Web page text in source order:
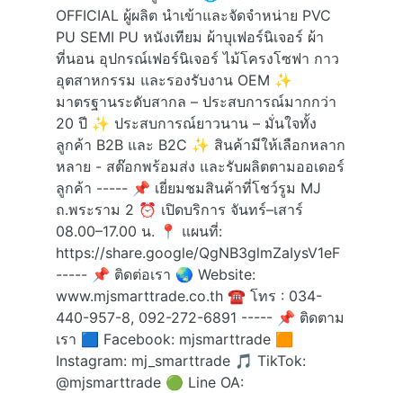
OFFICIAL ผู้ผลิต นำเข้าและจัดจำหน่าย PVC
PU SEMI PU หนังเทียม ผ้าบุเฟอร์นิเจอร์ ผ้า
ที่นอน อุปกรณ์เฟอร์นิเจอร์ ไม้โครงโซฟา กาว
อุตสาหกรรม และรองรับงาน OEM ✨
มาตรฐานระดับสากล – ประสบการณ์มากกว่า
20 ปี ✨ ประสบการณ์ยาวนาน – มั่นใจทั้ง
ลูกค้า B2B และ B2C ✨ สินค้ามีให้เลือกหลาก
หลาย - สต๊อกพร้อมส่ง และรับผลิตตามออเดอร์
ลูกค้า ----- 📌 เยี่ยมชมสินค้าที่โชว์รูม MJ
ถ.พระราม 2 ⏰ เปิดบริการ จันทร์–เสาร์
08.00–17.00 น. 📍 แผนที่:
https://share.google/QgNB3glmZaIysV1eF
----- 📌 ติดต่อเรา 🌏 Website:
www.mjsmarttrade.co.th ☎ โทร : 034-
440-957-8, 092-272-6891 ----- 📌 ติดตาม
เรา 🟦 Facebook: mjsmarttrade 🟧
Instagram: mj_smarttrade 🎵 TikTok:
@mjsmarttrade 🟢 Line OA: